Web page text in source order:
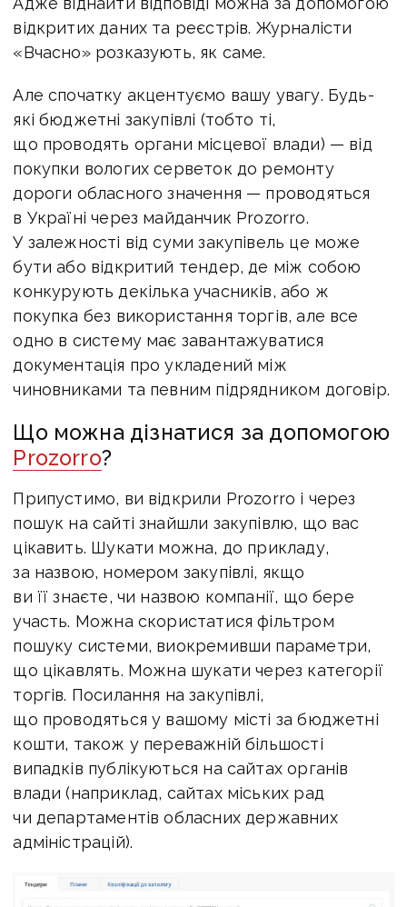
відкритих даних та реєстрів. Журналісти
«Вчасно» розказують, як саме.
Але спочатку акцентуємо вашу увагу. Будь-
які бюджетні закупівлі (тобто ті,
що проводять органи місцевої влади) — від
покупки вологих серветок до ремонту
дороги обласного значення — проводяться
в Україні через майданчик Prozorro.
У залежності від суми закупівель це може
бути або відкритий тендер, де між собою
конкурують декілька учасників, або ж
покупка без використання торгів, але все
одно в систему має завантажуватися
документація про укладений між
чиновниками та певним підрядником договір.
Що можна дізнатися за допомогою
Prozorro?
Припустимо, ви відкрили Prozorro і через
пошук на сайті знайшли закупівлю, що вас
цікавить. Шукати можна, до прикладу,
за назвою, номером закупівлі, якщо
ви її знаєте, чи назвою компанії, що бере
участь. Можна скористатися фільтром
пошуку системи, виокремивши параметри,
що цікавлять. Можна шукати через категорії
торгів. Посилання на закупівлі,
що проводяться у вашому місті за бюджетні
кошти, також у переважній більшості
випадків публікуються на сайтах органів
влади (наприклад, сайтах міських рад
чи департаментів обласних державних
адміністрацій).